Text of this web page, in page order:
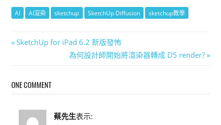
AI AI渲染 sketchup SketchUp Diffusion sketchup教學
文
導
Previous
SketchUp for iPad 6.2 新版發怖
Next
為何設計師開始將渲染器轉成 D5 render?
ONE COMMENT
蔡先生表示: